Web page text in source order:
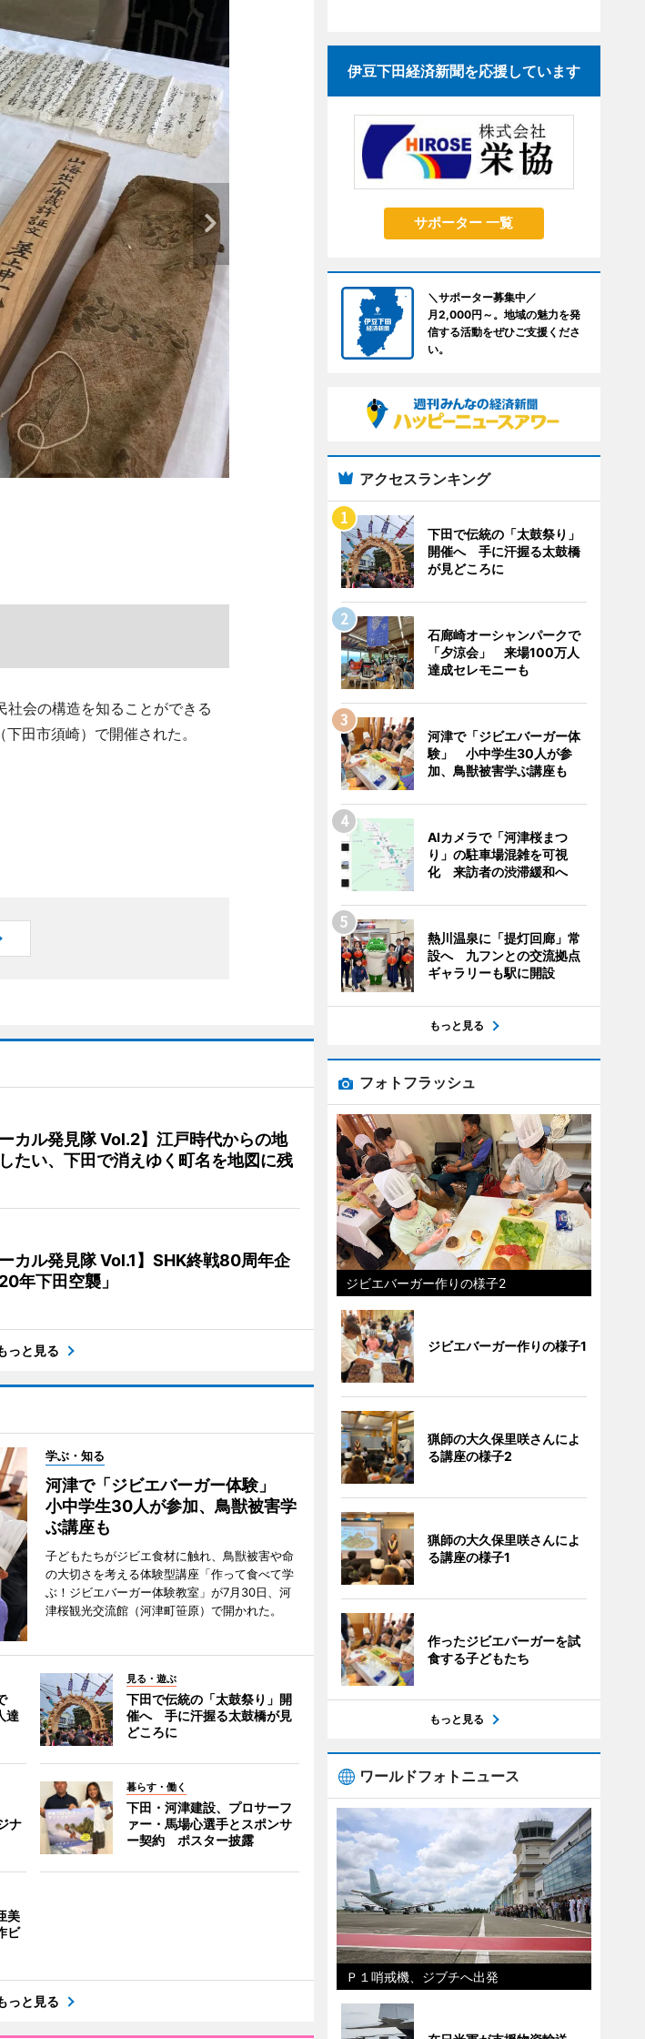
会の構造を知ることができる
田市須崎）で開催された。
カル発見隊 Vol.2】江戸時代からの地
たい、下田で消えゆく町名を地図に残
カル発見隊 Vol.1】SHK終戦80周年企
年下田空襲」
っと見る
学ぶ・知る
河津で「ジビエバーガー体験」
小中学生30人が参加、鳥獣被害学
ぶ講座も
子どもたちがジビエ食材に触れ、鳥獣被害や命
の大切さを考える体験型講座「作って食べて学
ぶ！ジビエバーガー体験教室」が7月30日、河
津桜観光交流館（河津町笹原）で開かれた。
達
見る・遊ぶ
下田で伝統の「太鼓祭り」開
催へ 手に汗握る太鼓橋が見
どころに
ナ
暮らす・働く
下田・河津建設、プロサーフ
ァー・馬場心選手とスポンサ
ー契約 ポスター披露
美
ビ
っと見る
伊豆下田経済新聞を応援しています
サポーター 一覧
＼サポーター募集中／
月2,000円～。地域の魅力を発
信する活動をぜひご支援くださ
い。
アクセスランキング
下田で伝統の「太鼓祭り」
開催へ 手に汗握る太鼓橋
が見どころに
石廊崎オーシャンパークで
「夕涼会」 来場100万人
達成セレモニーも
河津で「ジビエバーガー体
験」 小中学生30人が参
加、鳥獣被害学ぶ講座も
AIカメラで「河津桜まつ
り」の駐車場混雑を可視
化 来訪者の渋滞緩和へ
熱川温泉に「提灯回廊」常
設へ 九フンとの交流拠点
ギャラリーも駅に開設
もっと見る
フォトフラッシュ
ジビエバーガー作りの様子2
ジビエバーガー作りの様子1
猟師の大久保里咲さんによ
る講座の様子2
猟師の大久保里咲さんによ
る講座の様子1
作ったジビエバーガーを試
食する子どもたち
もっと見る
ワールドフォトニュース
Ｐ１哨戒機、ジブチへ出発